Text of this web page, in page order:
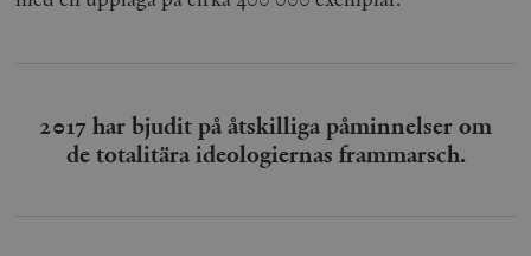
2017 har bjudit på åtskilliga påminnelser om
de totalitära ideologiernas frammarsch.